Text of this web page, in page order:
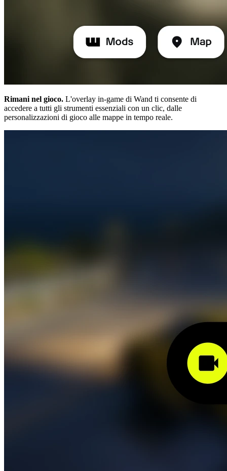
Rimani nel gioco. L'overlay in-game di Wand ti consente di
accedere a tutti gli strumenti essenziali con un clic, dalle
personalizzazioni di gioco alle mappe in tempo reale.